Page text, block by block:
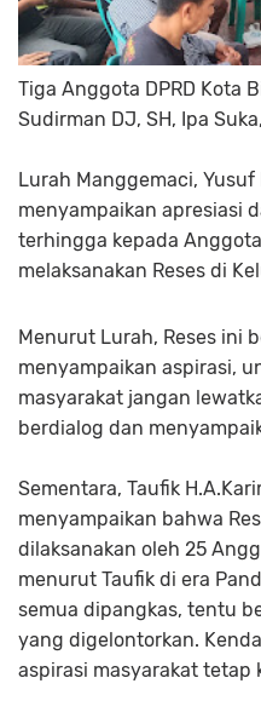
Tiga Anggota DPRD Kota
Sudirman DJ, SH, Ipa
Lurah Manggemaci,
menyampaikan apresiasi
terhingga kepada
melaksanakan Reses di
Menurut Lurah, Reses ini
menyampaikan aspirasi,
masyarakat jangan
berdialog dan
Sementara, Taufik
menyampaikan bahwa
dilaksanakan oleh 25
menurut Taufik di era
semua dipangkas, tentu
yang digelontorkan.
aspirasi masyarakat tetap